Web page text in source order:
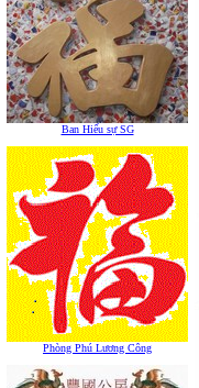
Ban Hiếu sự SG
Phòng Phú Lương Công